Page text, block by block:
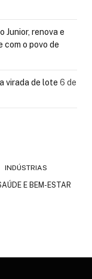
Junior, renova e
com o povo de
virada de lote 6 de
INDÚSTRIAS
E BEM-ESTAR